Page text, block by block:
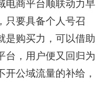
电商平台顺联动力早
只要具备个人号召
是购买力，可以借助
台，用户便又回归为
公域流量的补给，